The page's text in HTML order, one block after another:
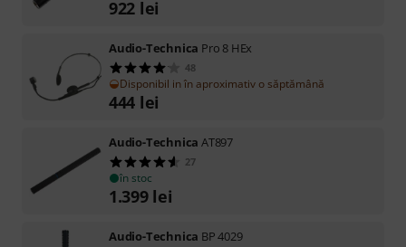
922 lei
Audio-Technica Pro 8 HEx
48
Disponibil in în aproximativ o săptămână
444 lei
Audio-Technica AT897
27
în stoc
1.399 lei
Audio-Technica BP 4029